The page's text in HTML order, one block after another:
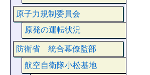
原子力規制委員会
原発の運転状況
防衛省 統合幕僚監部
航空自衛隊小松基地